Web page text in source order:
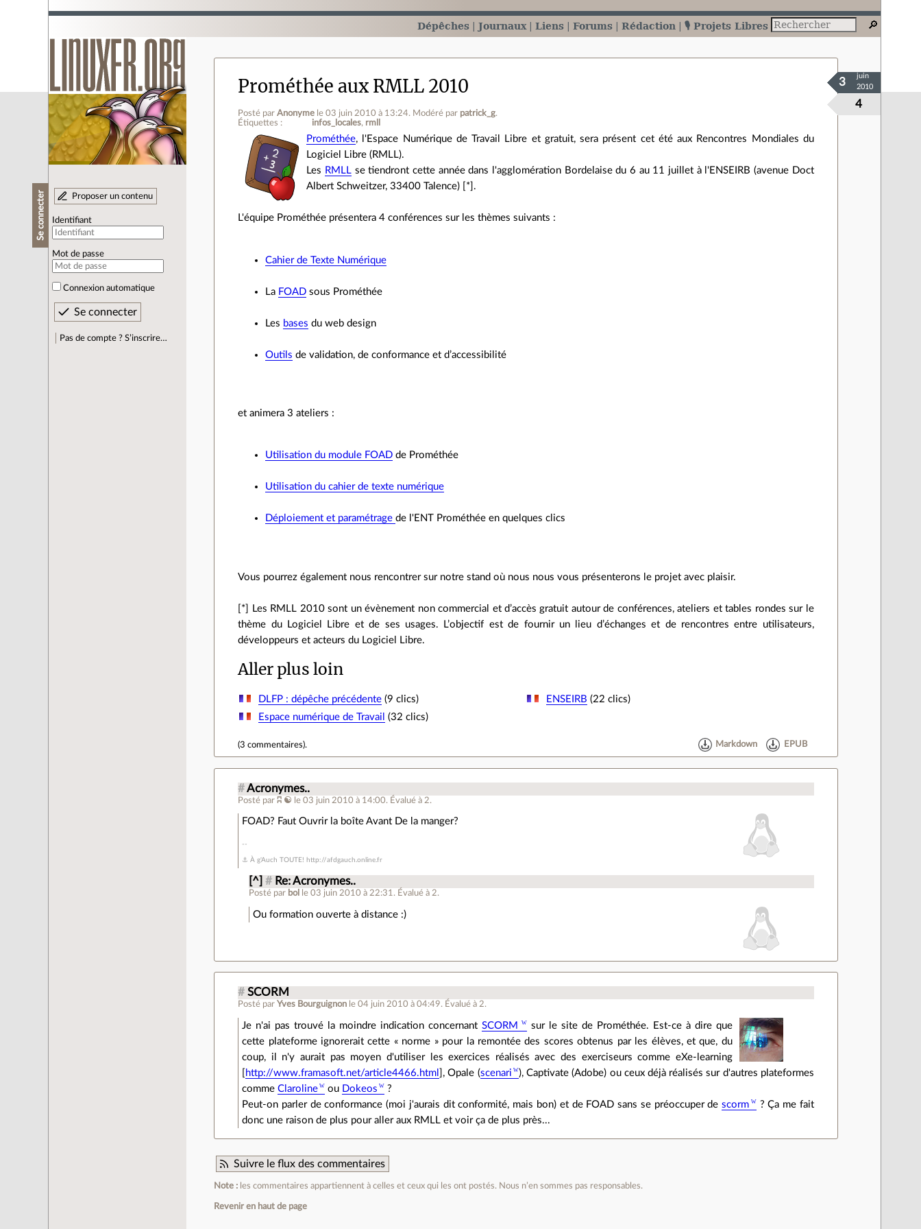
Dépêches Journaux Liens Forums Rédaction 🎙️ Projets Libres
Se connecter Proposer un contenu
Identifiant
Mot de passe
Connexion automatique
Pas de compte ? S’inscrire…
Prométhée aux RMLL 2010
Posté parAnonyme le 03 juin 2010 à 13:24. Modéré par patrick_g.
Étiquettes :
infos_locales rmll
4
3
juin
2010
Prométhée, l'Espace Numérique de Travail Libre et gratuit, sera présent cet été aux Rencontres Mondiales du
Logiciel Libre (RMLL).
Les RMLLse tiendront cette année dans l'agglomération Bordelaise du 6 au 11 juillet à l'ENSEIRB (avenue Doct
Albert Schweitzer, 33400 Talence) [*].
L'équipe Prométhée présentera 4 conférences sur les thèmes suivants :
Cahier de Texte Numérique
La FOAD sous Prométhée
Les bases du web design
Outils de validation, de conformance et d’accessibilité
et animera 3 ateliers :
Utilisation du module FOAD de Prométhée
Utilisation du cahier de texte numérique
Déploiement et paramétragede l'ENT Prométhée en quelques clics
Vous pourrez également nous rencontrer sur notre stand où nous nous vous présenterons le projet avec plaisir.
[*] Les RMLL 2010 sont un évènement non commercial et d’accès gratuit autour de conférences, ateliers et tables rondes sur le
thème du Logiciel Libre et de ses usages. L’objectif est de fournir un lieu d’échanges et de rencontres entre utilisateurs,
développeurs et acteurs du Logiciel Libre.
Aller plus loin
DLFP : dépêche précédente(9 clics) ENSEIRB (22 clics)
Espace numérique de Travail (32 clics)
(3 commentaires). Markdown EPUB
# Acronymes..
Posté parʭ ☯ le 03 juin 2010 à 14:00. Évalué à 2.
FOAD? Faut Ouvrir la boîte Avant De la manger?
⚓ À g'Auch TOUTE! http://afdgauch.online.fr
[^] # Re: Acronymes..
Posté par bol le 03 juin 2010 à 22:31 . Évalué à 2.
Ou formation ouverte à distance :)
# SCORM
Posté par Yves Bourguignon le 04 juin 2010 à 04:49. Évalué à 2.
Je n'ai pas trouvé la moindre indication concernantSCORM
sur le site de Prométhée. Est-ce à dire que
cette plateforme ignorerait cette « norme » pour la remontée des scores obtenus par les élèves, et que, du
coup, il n'y aurait pas moyen d'utiliser les exercices réalisés avec des exerciseurs comme eXe-learning
http://www.framasoft.net/article4466.html ], Opale (scenari
), Captivate (Adobe) ou ceux déjà réalisés sur d'autres plateformes
commeClaroline ou Dokeos
?
Peut-on parler de conformance (moi j'aurais dit conformité, mais bon) et de FOAD sans se préoccuper descorm
? Ça me fait
donc une raison de plus pour aller aux RMLL et voir ça de plus près...
Suivre le flux des commentaires
Note : les commentaires appartiennent à celles et ceux qui les ont postés. Nous n’en sommes pas responsables.
Revenir en haut de page